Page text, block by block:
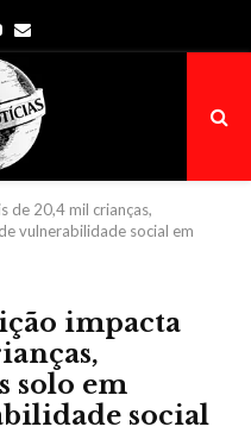
Youtube
Email
de 20,4 mil crianças,
vulnerabilidade social em
impacta
solo em
social